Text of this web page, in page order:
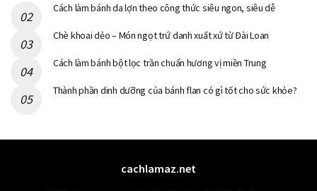
Cách làm bánh da lợn theo công thức siêu ngon, siêu dễ
Chè khoai dẻo – Món ngọt trứ danh xuất xứ từ Đài Loan
Cách làm bánh bột lọc trần chuẩn hương vị miền Trung
Thành phần dinh dưỡng của bánh flan có gì tốt cho sức khỏe?
cachlamaz.net